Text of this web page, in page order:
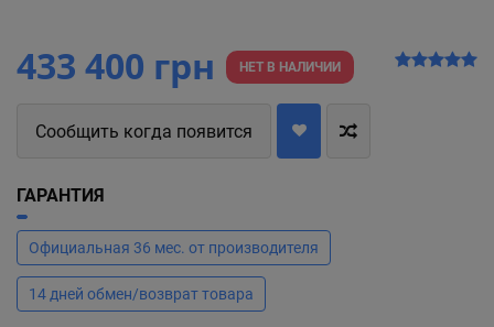
433 400 грн НЕТ В НАЛИЧИИ
Сообщить когда появится
ГАРАНТИЯ
Официальная 36 мес. от производителя
14 дней обмен/возврат товара